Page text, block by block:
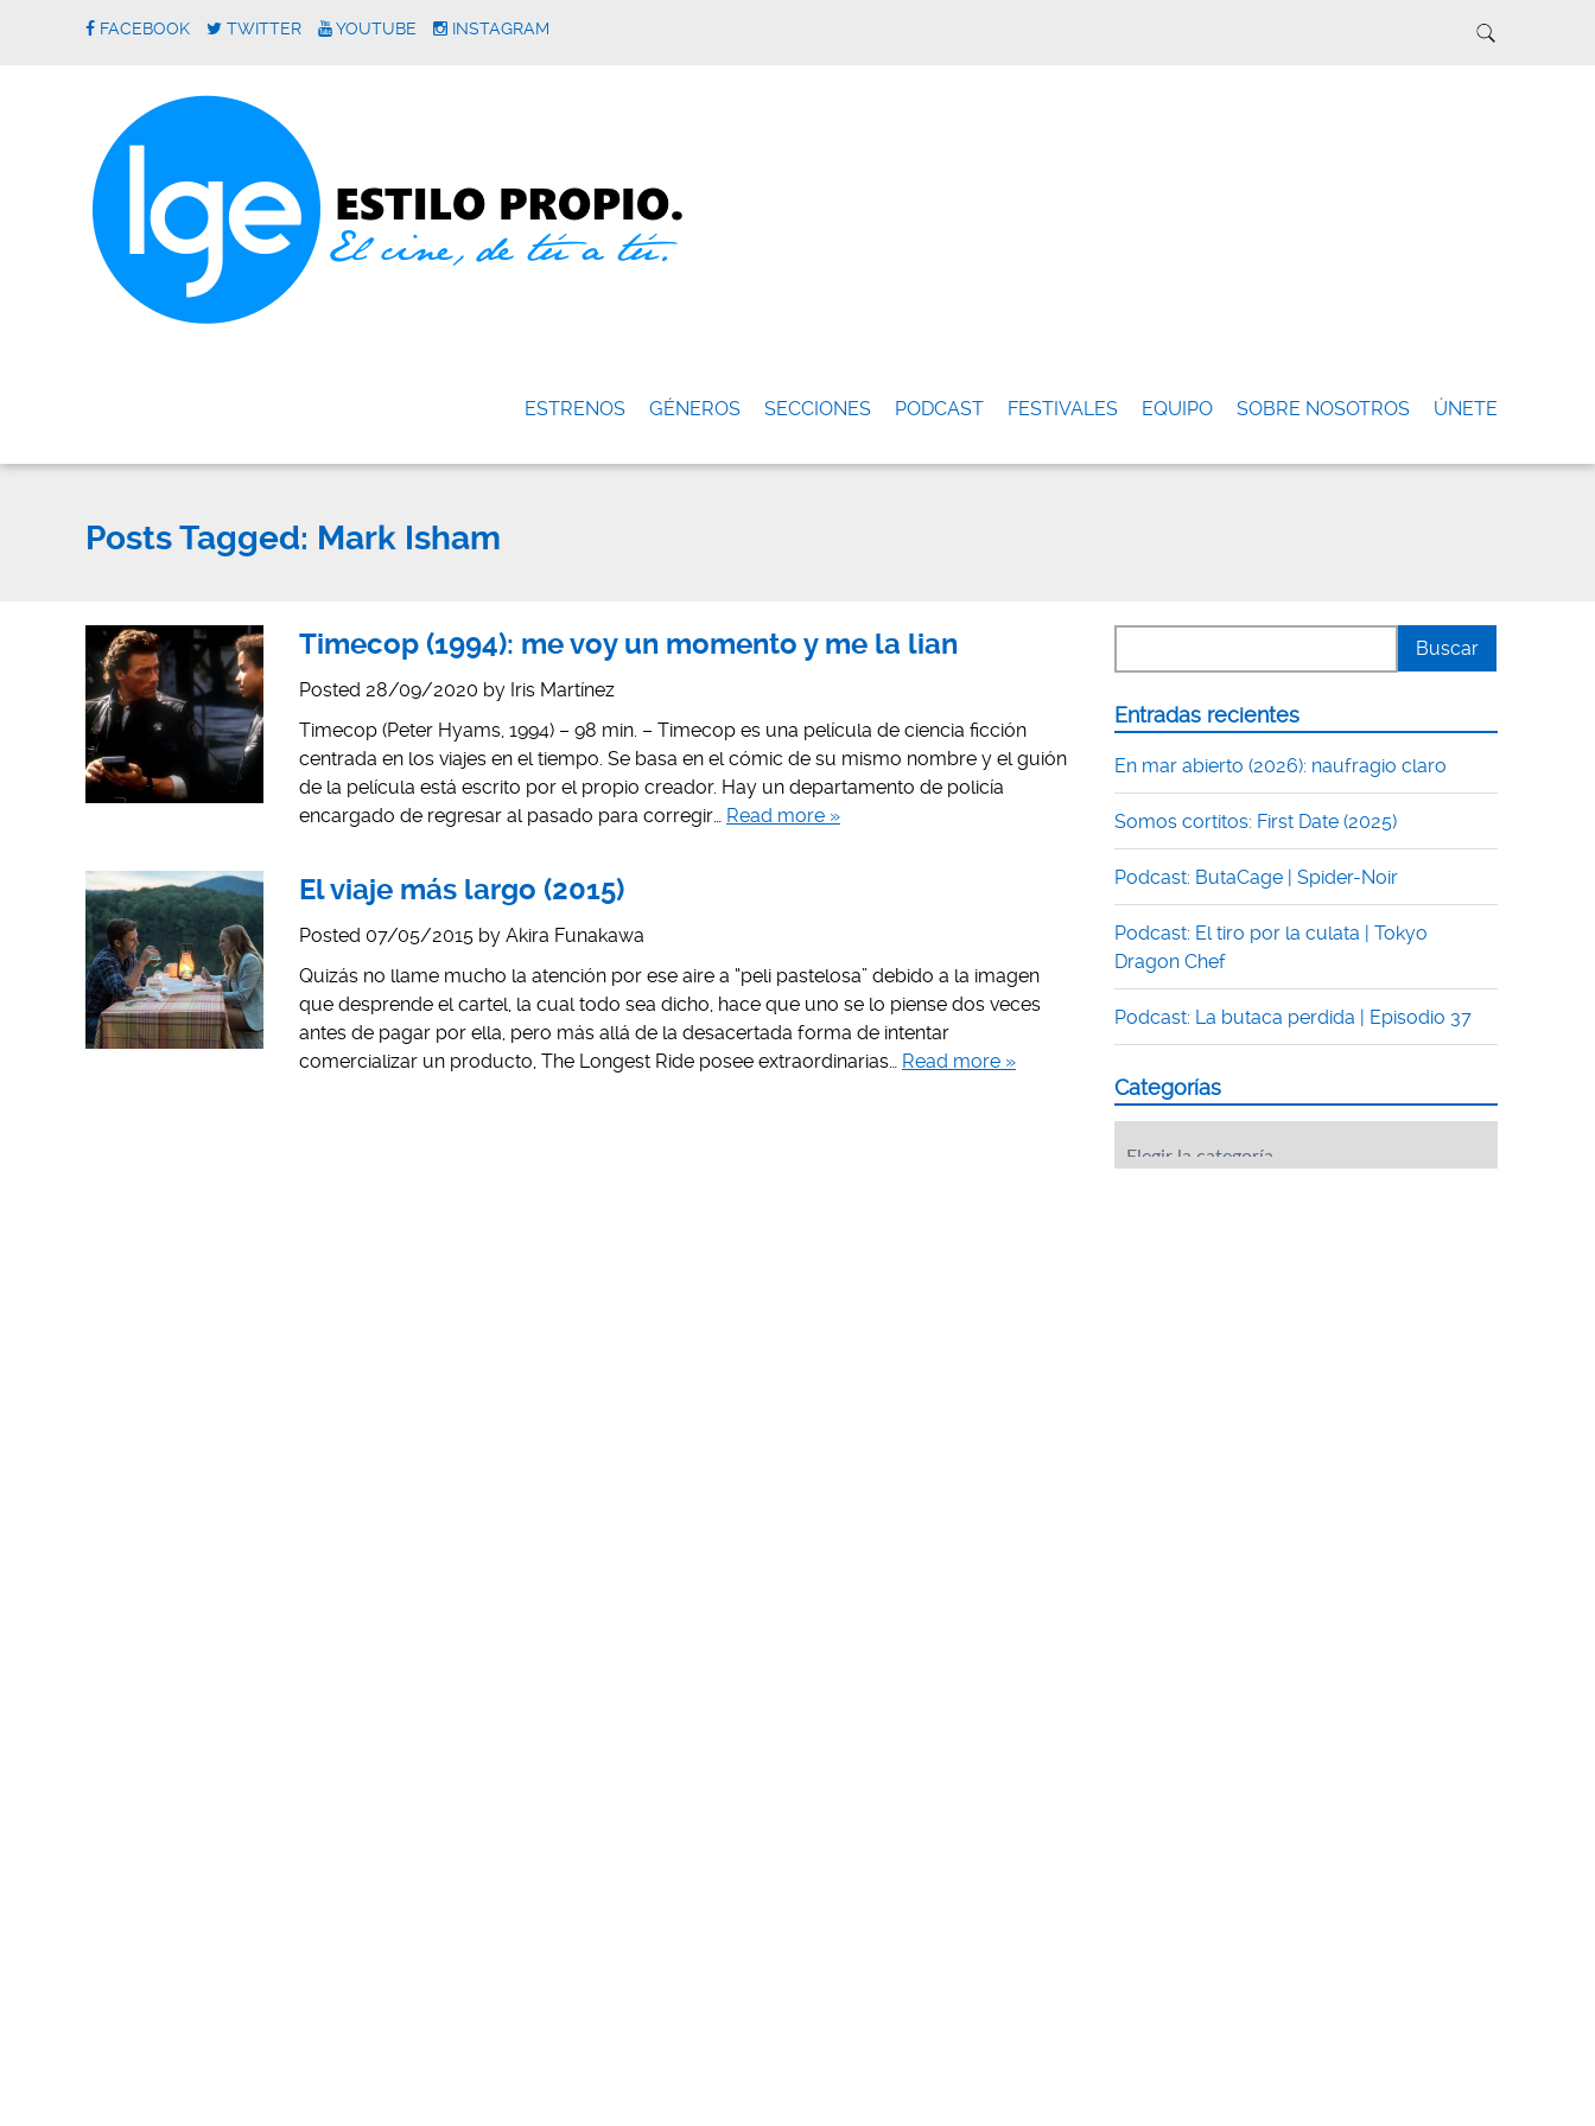
FACEBOOK TWITTER YOUTUBE INSTAGRAM
ESTRENOS GÉNEROS SECCIONES PODCAST FESTIVALES EQUIPO SOBRE NOSOTROS ÚNETE
Posts Tagged: Mark Isham
Timecop (1994): me voy un momento y me la lian
Posted 28/09/2020 by Iris Martínez
Timecop (Peter Hyams, 1994) – 98 min. – Timecop es una película de ciencia ficción
centrada en los viajes en el tiempo. Se basa en el cómic de su mismo nombre y el guión
de la película está escrito por el propio creador. Hay un departamento de policía
encargado de regresar al pasado para corregir… Read more »
El viaje más largo (2015)
Posted 07/05/2015 by Akira Funakawa
Quizás no llame mucho la atención por ese aire a “peli pastelosa” debido a la imagen
que desprende el cartel, la cual todo sea dicho, hace que uno se lo piense dos veces
antes de pagar por ella, pero más allá de la desacertada forma de intentar
comercializar un producto, The Longest Ride posee extraordinarias… Read more »
Entradas recientes
En mar abierto (2026): naufragio claro
Somos cortitos: First Date (2025)
Podcast: ButaCage | Spider-Noir
Podcast: El tiro por la culata | Tokyo
Dragon Chef
Podcast: La butaca perdida | Episodio 37
Categorías